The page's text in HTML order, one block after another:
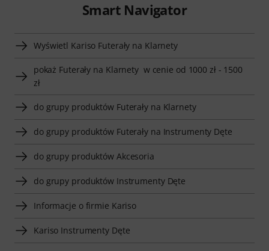
Smart Navigator
Wyświetl Kariso Futerały na Klarnety
pokaż Futerały na Klarnety w cenie od 1000 zł - 1500
zł
do grupy produktów Futerały na Klarnety
do grupy produktów Futerały na Instrumenty Dęte
do grupy produktów Akcesoria
do grupy produktów Instrumenty Dęte
Informacje o firmie Kariso
Kariso Instrumenty Dęte